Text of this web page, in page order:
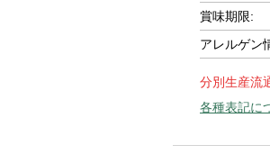
賞味期限:
アレルゲン
分別生産流
各種表記に